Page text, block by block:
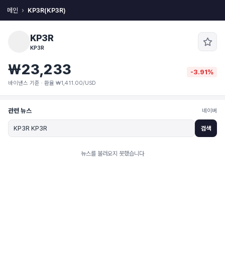
메인 KP3R(KP3R)
KP3R
KP3R
₩23,233 -3.91%
바이낸스 기준 · 환율 ₩1,411.00/USD
관련 뉴스 네이버
검색
뉴스를 불러오지 못했습니다